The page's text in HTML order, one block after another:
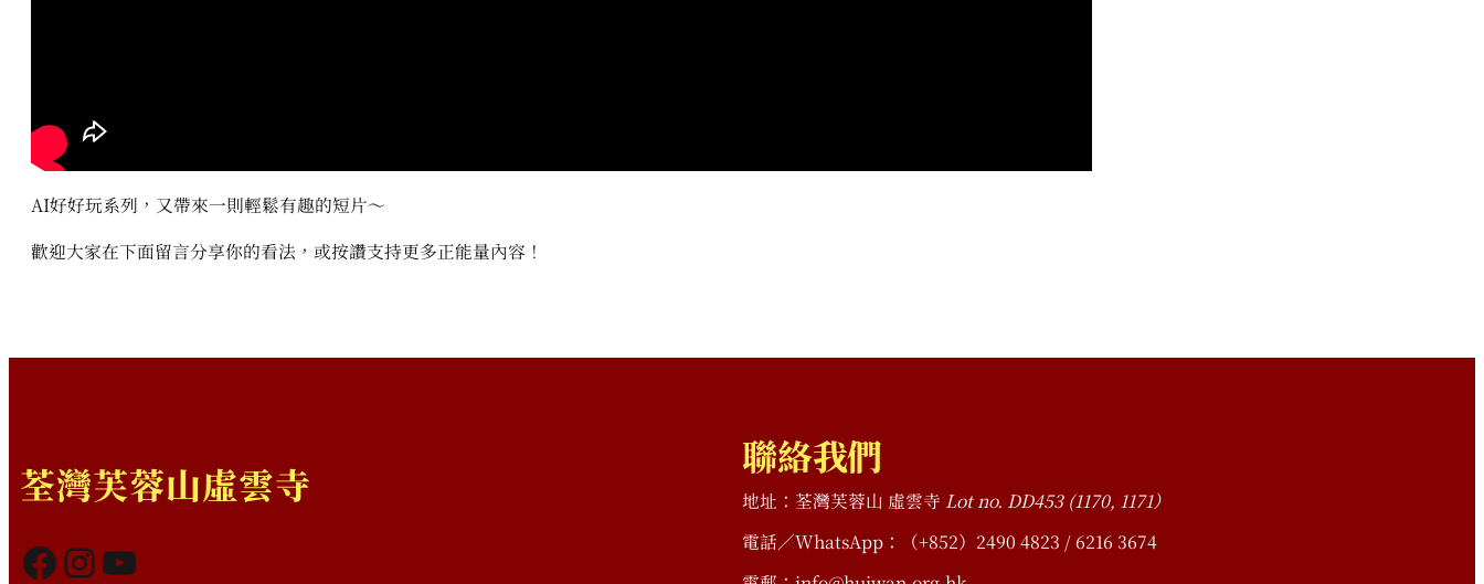
AI好好玩系列，又帶來一則輕鬆有趣的短片～
歡迎大家在下面留言分享你的看法，或按讚支持更多正能量內容！
荃灣芙蓉山虛雲寺
Facebook InstagramYouTube
聯絡我們
地址：荃灣芙蓉山 虛雲寺 Lot no. DD453 (1170, 1171）
電話／WhatsApp：（+852）2490 4823 / 6216 3674